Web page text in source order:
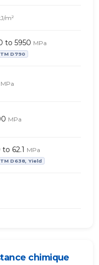
m²
to 5950 MPa
D790
MPa
MPa
to 62.1 MPa
D638, Yield
chimique